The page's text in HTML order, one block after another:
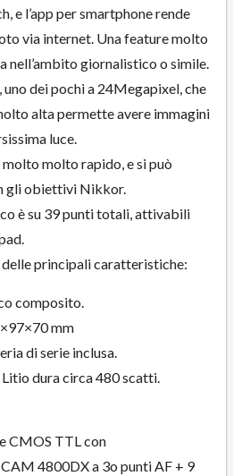
e l’app per smartphone rende
via internet. Una feature molto
nell’ambito giornalistico o simile.
uno dei pochi a 24Megapixel, che
alta permette avere immagini
luce.
molto rapido, e si può
gli obiettivi Nikkor.
è su 39 punti totali, attivabili
principali caratteristiche:
composito.
mm
di serie inclusa.
dura circa 480 scatti.
CMOS TTL con
4800DX a 3o punti AF + 9